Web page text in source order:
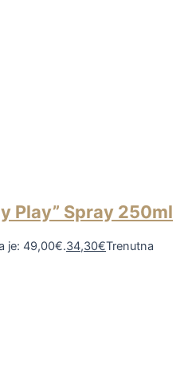
Play” Spray 250ml
je: 49,00€.34,30€Trenutna